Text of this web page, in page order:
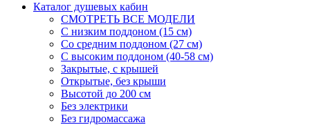
Каталог душевых кабин
СМОТРЕТЬ ВСЕ МОДЕЛИ
С низким поддоном (15 см)
Со средним поддоном (27 см)
С высоким поддоном (40-58 см)
Закрытые, с крышей
Открытые, без крыши
Высотой до 200 см
Без электрики
Без гидромассажа